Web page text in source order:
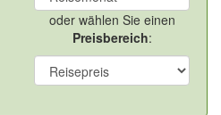
oder wählen Sie einen
Preisbereich: